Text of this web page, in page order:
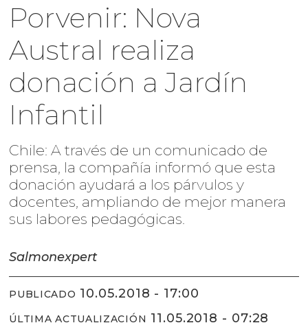
Porvenir: Nova
Austral realiza
donación a Jardín
Infantil
Chile: A través de un comunicado de
prensa, la compañía informó que esta
donación ayudará a los párvulos y
docentes, ampliando de mejor manera
sus labores pedagógicas.
Salmonexpert
PUBLICADO 10.05.2018 - 17:00
ÚLTIMA ACTUALIZACIÓN 11.05.2018 - 07:28